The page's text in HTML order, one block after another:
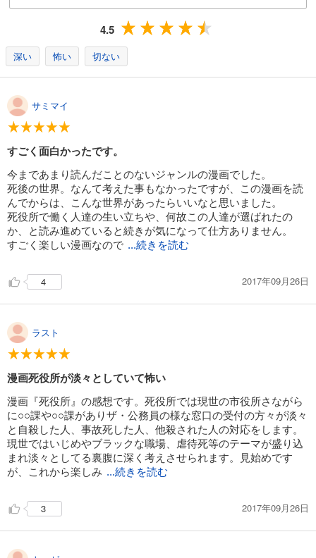
死役所 14巻
試し読み
あらすじを表示する
死役所 16巻
638円 (税込)
試し読み
あらすじを表示する
死役所 18巻【電子特典付き】
638円 (税込)
カート
4.5
深い 怖い 切ない
サミマイ
すごく面白かったです。
今まであまり読んだことのないジャンルの漫画でした。
死後の世界。なんて考えた事もなかったですが、この漫画を読
んでからは、こんな世界があったらいいなと思いました。
死役所で働く人達の生い立ちや、何故この人達が選ばれたの
か、と読み進めていると続きが気になって仕方ありません。
すごく楽しい漫画なので ...続きを読む
4 2017年09月26日
ラスト
漫画死役所が淡々としていて怖い
漫画『死役所』の感想です。死役所では現世の市役所さながら
に○○課や○○課がありザ・公務員の様な窓口の受付の方々が淡々
と自殺した人、事故死した人、他殺された人の対応をします。
現世ではいじめやブラックな職場、虐待死等のテーマが盛り込
まれ淡々としてる裏腹に深く考えさせられます。見始めです
が、これから楽しみ ...続きを読む
3 2017年09月26日